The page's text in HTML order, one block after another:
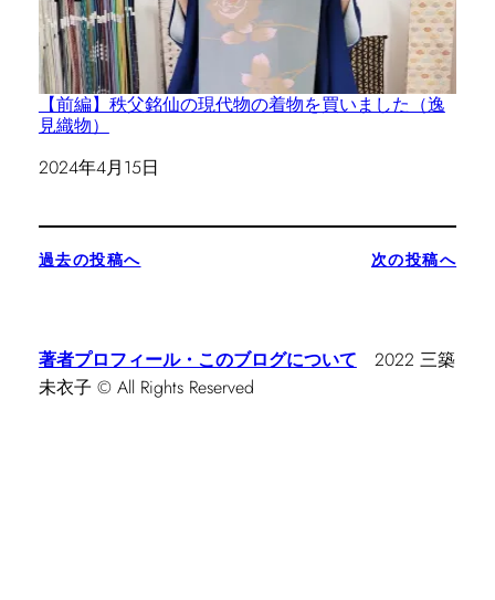
【前編】秩父銘仙の現代物の着物を買いました（逸
見織物）
日付
2024年4月15日
過去の投稿へ 次の投稿へ
著者プロフィール・このブログについて 2022 三築
未衣子 © All Rights Reserved